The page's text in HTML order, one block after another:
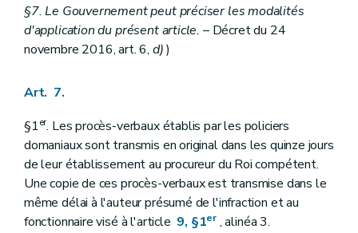
§7. Le Gouvernement peut préciser les modalités
d'application du présent article. – Décret du 24
novembre 2016, art. 6, d))
Art. 7.
§1er. Les procès-verbaux établis par les policiers
domaniaux sont transmis en original dans les quinze jours
de leur établissement au procureur du Roi compétent.
Une copie de ces procès-verbaux est transmise dans le
même délai à l'auteur présumé de l'infraction et au
fonctionnaire visé à l'article 9, §1er , alinéa 3.